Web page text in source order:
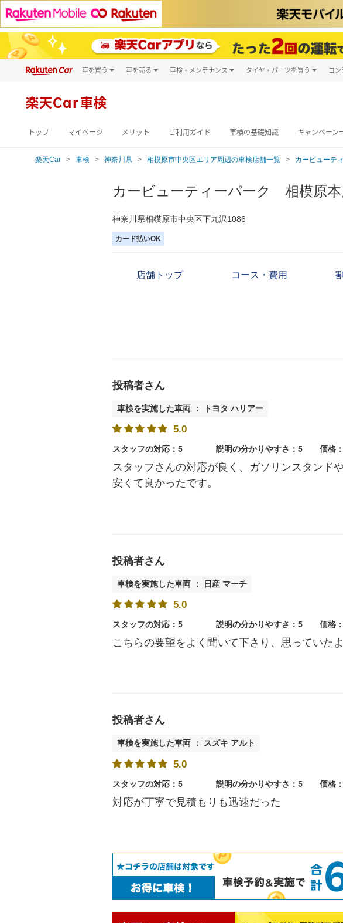
車を買う
新車
車を売る 車検・メンテナンス タイヤ・パーツを買う コン
楽天Car車検
トップ マイページ メリット ご利用ガイド 車検の基礎知識 キャンペーン
楽天Car 車検 神奈川県 相模原市中央区エリア周辺の車検店舗一覧 カービューテ
カービューティーパーク 相模原本
神奈川県相模原市中央区下九沢1086
カード払いOK
店舗トップ コース・費用
投稿者さん
車検を実施した車両 ： トヨタ ハリアー
5.0
スタッフの対応：5 説明の分かりやすさ：5 価格
スタッフさんの対応が良く、ガソリンスタンド
安くて良かったです。
投稿者さん
車検を実施した車両 ： 日産 マーチ
5.0
スタッフの対応：5 説明の分かりやすさ：5 価格
こちらの要望をよく聞いて下さり、思っていた
投稿者さん
車検を実施した車両 ： スズキ アルト
5.0
スタッフの対応：5 説明の分かりやすさ：5 価格
対応が丁寧で見積もりも迅速だった